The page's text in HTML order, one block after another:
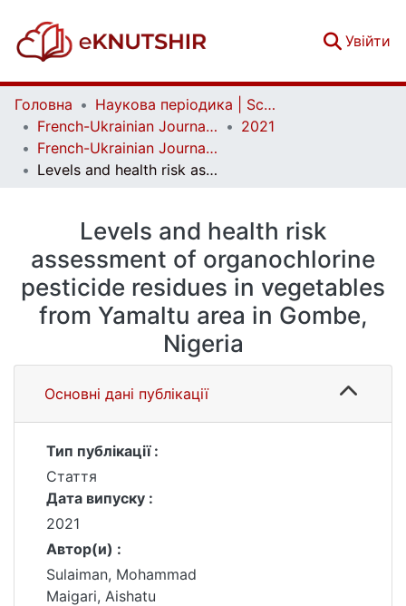
Увійти
Головна
Наукова періодика | Scientific periodicals
French-Ukrainian Journal of Chemistry
2021
French-Ukrainian Journal of Chemistry. Vol. 9 No. 1
Levels and health risk assessment of organochlorine pesticide residues in vegetables from Yamaltu area in Gombe, Nigeria
Levels and health risk
assessment of organochlorine
pesticide residues in vegetables
from Yamaltu area in Gombe,
Nigeria
Основні дані публікації
Тип публікації :
Стаття
Дата випуску :
2021
Автор(и) :
Sulaiman, Mohammad
Maigari, Aishatu